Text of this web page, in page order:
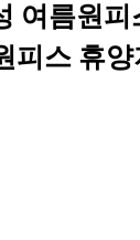
여름원
피스 휴